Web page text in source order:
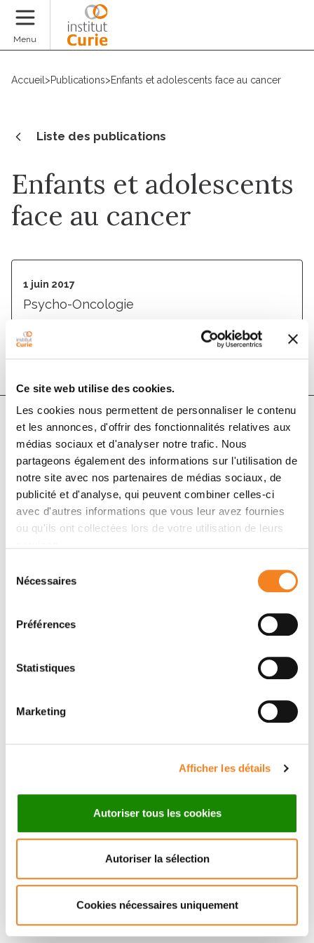
Ce site web utilise des cookies.
Les cookies nous permettent de personnaliser le contenu
et les annonces, d'offrir des fonctionnalités relatives aux
médias sociaux et d'analyser notre trafic. Nous
partageons également des informations sur l'utilisation de
notre site avec nos partenaires de médias sociaux, de
publicité et d'analyse, qui peuvent combiner celles-ci
avec d'autres informations que vous leur avez fournies
ou qu'ils ont collectées lors de votre utilisation de leurs
Nécessaires
Préférences
Statistiques
Marketing
Afficher les détails
Autoriser tous les cookies
Autoriser la sélection
Cookies nécessaires uniquement
Menu
Accueil >Publications>Enfants et adolescents face au cancer
Liste des publications
Enfants et adolescents
face au cancer
1 juin 2017
Psycho-Oncologie
DOI : 10.1007/s11839-017-0630-6
Auteurs
É. Seigneur, N. Porée, L. Lemaitre
Suivez l'Institut Curie
Retrouvez notre actualité sur les réseaux
sociaux et en vous inscrivant à notre newsletter.
Inscrivez-vous à la newsletter
Nous contacter